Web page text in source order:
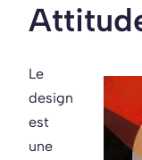
Le
design
est
une